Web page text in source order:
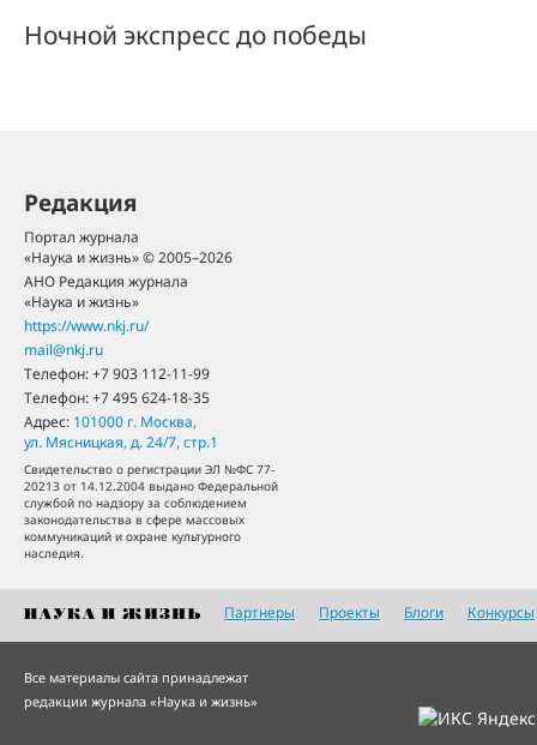
Ночной экспресс до победы
Редакция
Портал журнала
«Наука и жизнь» © 2005–2026
АНО Редакция журнала
«Наука и жизнь»
https://www.nkj.ru/
mail@nkj.ru
Телефон:+7 903 112-11-99
Телефон:+7 495 624-18-35
Адрес: 101000 г. Москва,
ул. Мясницкая, д. 24/7, стр.1
Свидетельство о регистрации ЭЛ №ФС 77-
20213 от 14.12.2004 выдано Федеральной
службой по надзору за соблюдением
законодательства в сфере массовых
коммуникаций и охране культурного
наследия.
Партнеры Проекты Блоги Конкурсы
Все материалы сайта принадлежат
редакции журнала «Наука и жизнь»